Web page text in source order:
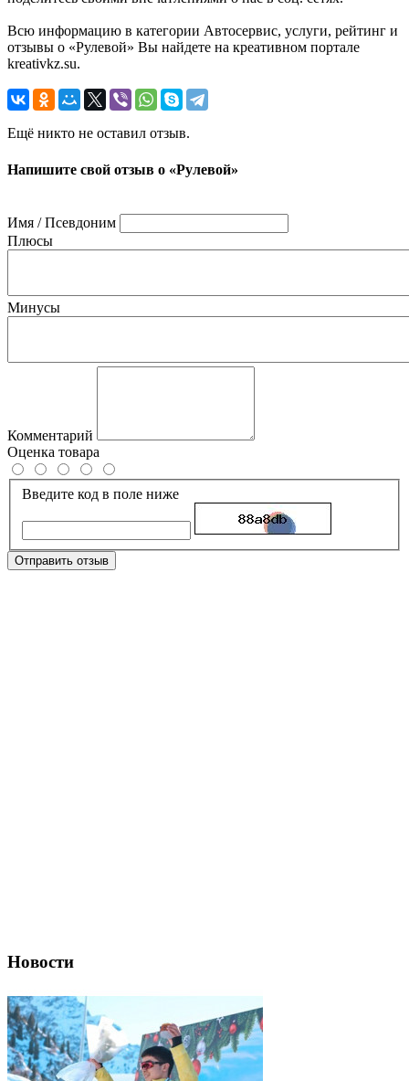
Всю информацию в категории Автосервис, услуги, рейтинг и
отзывы о «Рулевой» Вы найдете на креативном портале
kreativkz.su.
Ещё никто не оставил отзыв.
Напишите свой отзыв о «Рулевой»
Имя / Псевдоним
Плюсы
Минусы
Комментарий
Оценка товара
Введите код в поле ниже
Отправить отзыв
Новости